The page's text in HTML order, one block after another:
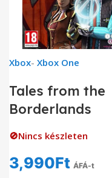
Xbox- Xbox One
Tales from the
Borderlands
🚫Nincs készleten
3,990Ft ÁFÁ-t